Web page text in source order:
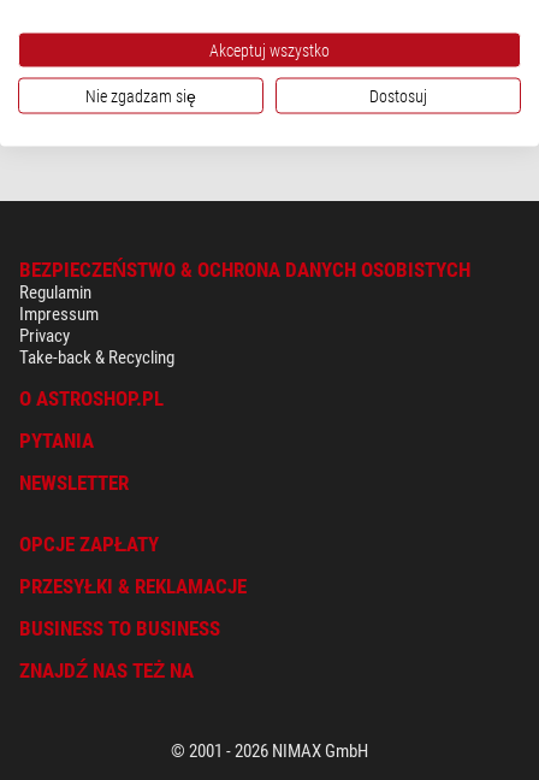
Nasza cena:
$ 249,00
Dostępny od 15.11.2026
BEZPIECZEŃSTWO & OCHRONA DANYCH OSOBISTYCH
Regulamin
Impressum
Privacy
Take-back & Recycling
O ASTROSHOP.PL
PYTANIA
NEWSLETTER
OPCJE ZAPŁATY
PRZESYŁKI & REKLAMACJE
BUSINESS TO BUSINESS
ZNAJDŹ NAS TEŻ NA
© 2001 - 2026 NIMAX GmbH
Akceptuj wszystko
Nie zgadzam się Dostosuj